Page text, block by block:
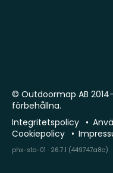
© Outdoormap AB
förbehållna.
Integritetspolicy
Cookiepolicy
phx-sto-01 · 26.7.1 (449747a8c)